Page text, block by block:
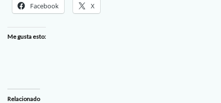
Facebook X
Me gusta esto:
Relacionado